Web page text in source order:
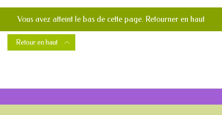
Vous avez atteint le bas de cette page. Retourner en haut
Retour en haut 